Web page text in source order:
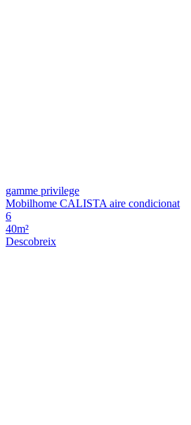
gamme privilege
Mobilhome CALISTA aire condicionat
6
40m²
Descobreix